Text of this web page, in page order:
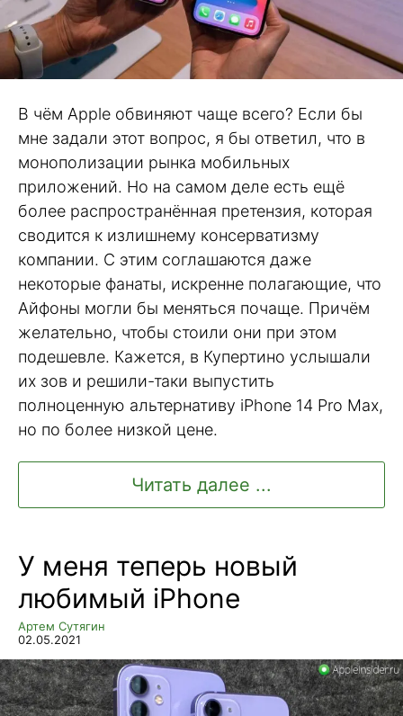
В чём Apple обвиняют чаще всего? Если бы
мне задали этот вопрос, я бы ответил, что в
монополизации рынка мобильных
приложений. Но на самом деле есть ещё
более распространённая претензия, которая
сводится к излишнему консерватизму
компании. С этим соглашаются даже
некоторые фанаты, искренне полагающие, что
Айфоны могли бы меняться почаще. Причём
желательно, чтобы стоили они при этом
подешевле. Кажется, в Купертино услышали
их зов и решили-таки выпустить
полноценную альтернативу iPhone 14 Pro Max,
но по более низкой цене.
Читать далее ...
У меня теперь новый
любимый iPhone
Артем Сутягин
02.05.2021